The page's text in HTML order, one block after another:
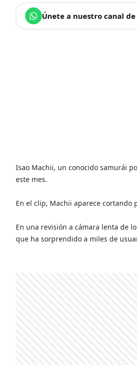
Únete a nuestro canal
Isao Machii, un conocido samurái
este mes.
En el clip, Machii aparece
En una revisión a cámara lenta de
que ha sorprendido a miles de